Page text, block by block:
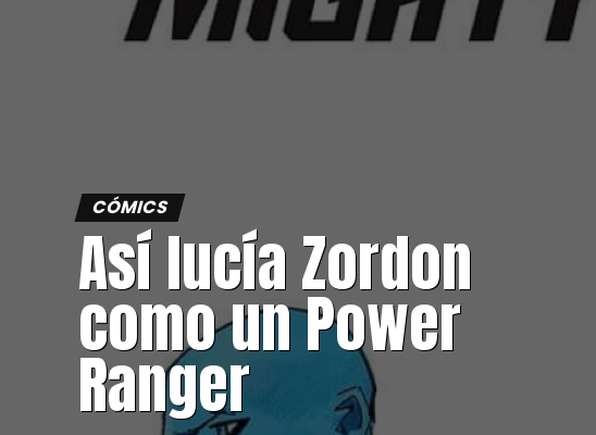
CÓMICS
Así lucía Zordon
como un Power
Ranger